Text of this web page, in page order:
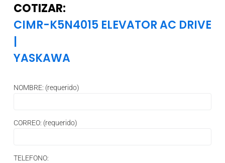
COTIZAR:
CIMR-K5N4015 ELEVATOR AC DRIVE
|
YASKAWA
NOMBRE: (requerido)
CORREO: (requerido)
TELEFONO: